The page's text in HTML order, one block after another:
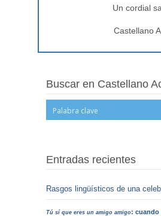
Un cordial
Castellano
Buscar en Castellano
Entradas recientes
Rasgos lingüísticos de una
Tú sí que eres un amigo amigo: cuando